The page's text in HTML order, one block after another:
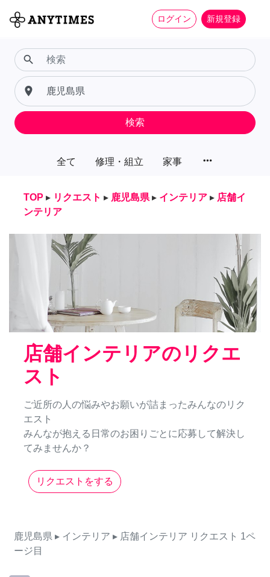
ログイン 新規登録
全て 修理・組立 家事 more_horiz
search
place
検索
TOP ▸ リクエスト ▸ 鹿児島県 ▸ インテリア ▸ 店舗イ
ンテリア
店舗インテリアのリクエ
スト
ご近所の人の悩みやお願いが詰まったみんなのリク
エスト
みんなが抱える日常のお困りごとに応募して解決し
てみませんか？
リクエストをする
鹿児島県 ▸ インテリア ▸ 店舗インテリア リクエスト 1ペ
ージ目